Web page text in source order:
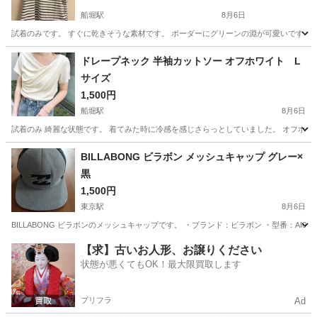
船堀駅 8月6日
試着のみです。 すぐに乾きそうな素材です。 ボーダーにグリーンの淵が可愛いです
東京 江戸川区 船堀駅 シャツ グリーン
ドレープネック 半袖カットソー オフホワイト L
サイズ
1,500円
船堀駅 8月6日
試着のみ 綺麗な状態です。 着てみた時に冷感を感じさらっとしていました。 オフホワ
東京 江戸川区 カットソー
BILLABONG ビラボン メッシュキャップ グレー×
黒
1,500円
東京駅 8月6日
BILLABONG ビラボンのメッシュキャップです。 ・ブランド：ビラボン ・型番：
東京 渋谷区 東京駅 小物
【求】古いお人形、お譲りください
状態が悪くてもOK！最大限買取します
プリフラ Ad